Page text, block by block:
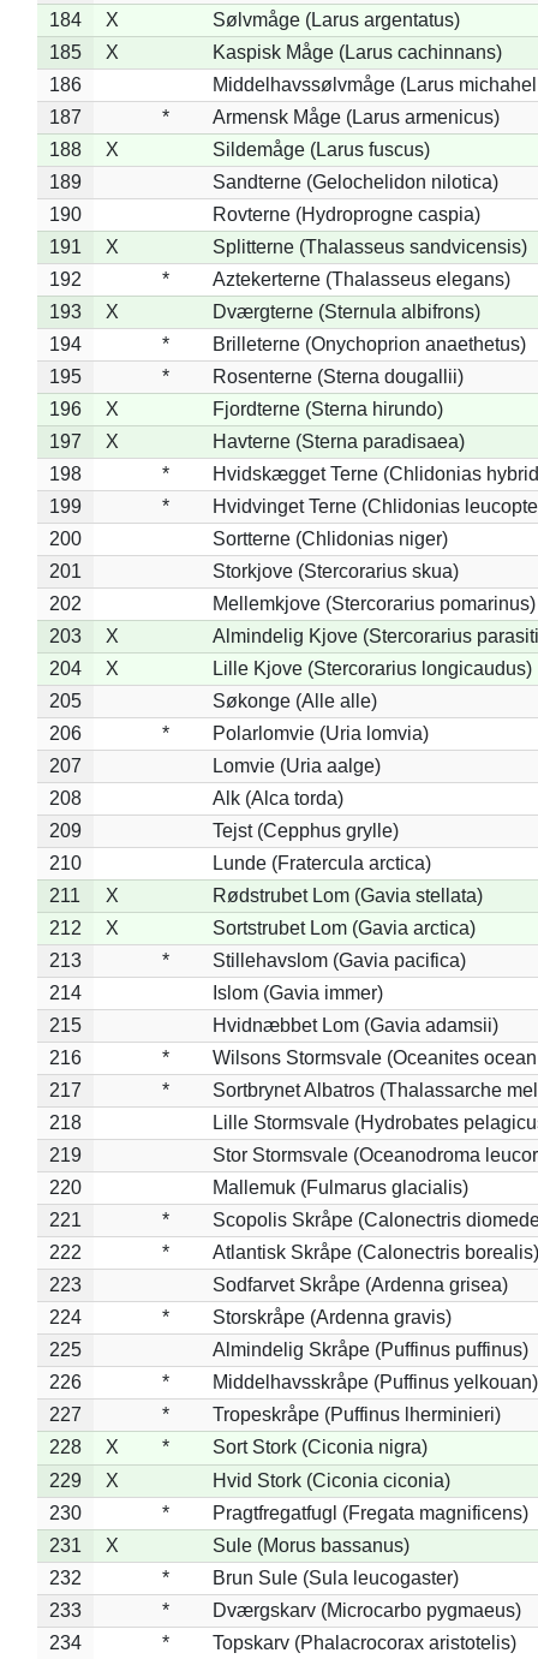
184
X
Sølvmåge (Larus argentatus)
185
X
Kaspisk Måge (Larus cachinnans)
186
Middelhavssølvmåge (Larus
187
*
Armensk Måge (Larus armenicus)
188
X
Sildemåge (Larus fuscus)
189
Sandterne (Gelochelidon nilotica)
190
Rovterne (Hydroprogne caspia)
191
X
Splitterne (Thalasseus sandvicensis)
192
*
Aztekerterne (Thalasseus elegans)
193
X
Dværgterne (Sternula albifrons)
194
*
Brilleterne (Onychoprion anaethetus)
195
*
Rosenterne (Sterna dougallii)
196
X
Fjordterne (Sterna hirundo)
197
X
Havterne (Sterna paradisaea)
198
*
Hvidskægget Terne (Chlidonias
199
*
Hvidvinget Terne (Chlidonias
200
Sortterne (Chlidonias niger)
201
Storkjove (Stercorarius skua)
202
Mellemkjove (Stercorarius pomarinus)
203
X
Almindelig Kjove (Stercorarius
204
X
Lille Kjove (Stercorarius longicaudus)
205
Søkonge (Alle alle)
206
*
Polarlomvie (Uria lomvia)
207
Lomvie (Uria aalge)
208
Alk (Alca torda)
209
Tejst (Cepphus grylle)
210
Lunde (Fratercula arctica)
211
X
Rødstrubet Lom (Gavia stellata)
212
X
Sortstrubet Lom (Gavia arctica)
213
*
Stillehavslom (Gavia pacifica)
214
Islom (Gavia immer)
215
Hvidnæbbet Lom (Gavia adamsii)
216
*
Wilsons Stormsvale (Oceanites
217
*
Sortbrynet Albatros (Thalassarche
218
Lille Stormsvale (Hydrobates
219
Stor Stormsvale (Oceanodroma
220
Mallemuk (Fulmarus glacialis)
221
*
Scopolis Skråpe (Calonectris
222
*
Atlantisk Skråpe (Calonectris borealis)
223
Sodfarvet Skråpe (Ardenna grisea)
224
*
Storskråpe (Ardenna gravis)
225
Almindelig Skråpe (Puffinus puffinus)
226
*
Middelhavsskråpe (Puffinus yelkouan)
227
*
Tropeskråpe (Puffinus lherminieri)
228
X *
Sort Stork (Ciconia nigra)
229
X
Hvid Stork (Ciconia ciconia)
230
*
Pragtfregatfugl (Fregata magnificens)
231
X
Sule (Morus bassanus)
232
*
Brun Sule (Sula leucogaster)
233
*
Dværgskarv (Microcarbo pygmaeus)
234
* Topskarv (Phalacrocorax aristotelis)